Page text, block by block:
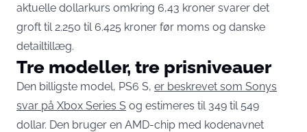
aktuelle dollarkurs omkring 6,43 kroner svarer det
groft til 2.250 til 6.425 kroner før moms og danske
detailtillæg.
Tre modeller, tre prisniveauer
Den billigste model, PS6 S, er beskrevet som Sonys
svar på Xbox Series S og estimeres til 349 til 549
dollar. Den bruger en AMD-chip med kodenavnet